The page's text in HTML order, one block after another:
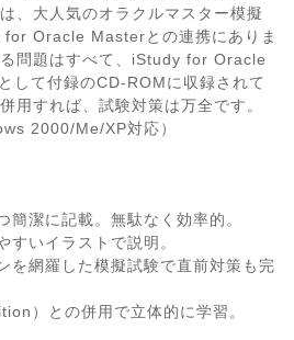
、大人気のオラクルマスター模擬
Oracle Masterとの連携にありま
問題はすべて、iStudy for Oracle
て付録のCD-ROMに収録されて
用すれば、試験対策は万全です。
2000/Me/XP対応）
簡潔に記載。無駄なく効率的。
すいイラストで説明。
を網羅した模擬試験で直前対策も完
）との併用で立体的に学習。